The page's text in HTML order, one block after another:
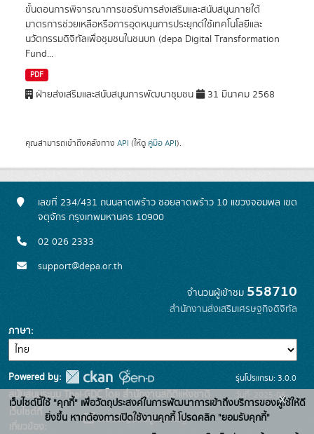
ขั้นตอนการพิจารณาการขอรับการส่งเสริมและสนับสนุนภายใต้
มาตรการช่วยเหลือหรือการอุดหนุนการประยุกต์ใช้เทคโนโลยีและ
นวัตกรรมดิจิทัลเพื่อชุมชนในชนบท (depa Digital Transformation
Fund...
PDF
ฝ่ายส่งเสริมและสนับสนุนการพัฒนาชุมชน 31 มีนาคม 2568
คุณสามารถเข้าถึงคลังทาง API (ให้ดู คู่มือ API).
เลขที่ 234/431 ถนนลาดพร้าว ซอยลาดพร้าว 10 แขวงจอมพล เขต
จตุจักร กรุงเทพมหานคร 10900
02 026 2333
support@depa.or.th
จำนวนผู้เข้าชม 558710
สำนักงานส่งเสริมเศรษฐกิจดิจิทัล
ภาษา
Powered by:
สนับสนุนระบบ Thai-GDC โดย สำนักงานสถิติแห่งชาติ
เว็บไซต์ที่
เกี่ยวข้อง:
ระบบบัญชีข้อมูลภาครัฐ
รุ่นโปรแกรม: 3.0.0
วันที่: 2025-06-
10
เว็บไซต์นี้ใช้ "คุกกี้" เพื่อวัตถุประสงค์ในการพัฒนาการเข้าถึงบริการของผู้ใช้ให้ดี
ยิ่งขึ้น หากต้องการเปิดใช้งานคุกกี้ โปรดคลิก "ยอมรับคุกกี้"
x